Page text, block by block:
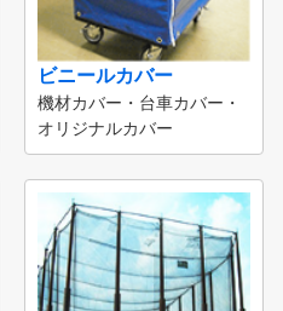
ビニールカバー
機材カバー・台車カバー・
オリジナルカバー